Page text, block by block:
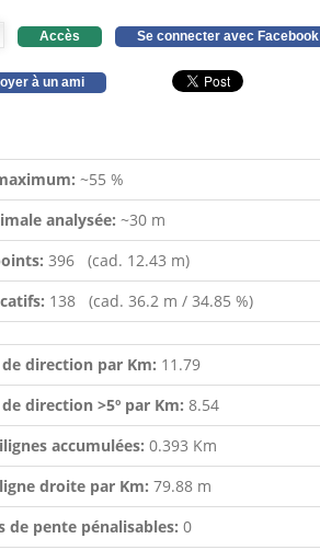
Accès Se connecter avec Facebook
à un ami
~55 %
analysée: ~30 m
396 (cad. 12.43 m)
138 (cad. 36.2 m / 34.85 %)
direction par Km: 11.79
direction >5º par Km: 8.54
accumulées: 0.393 Km
droite par Km: 79.88 m
de pente pénalisables: 0